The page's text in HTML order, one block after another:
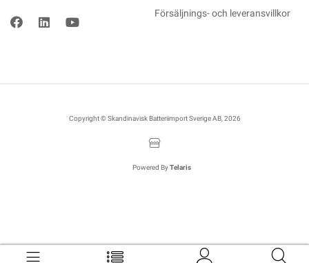
Försäljnings- och leveransvillkor
Copyright © Skandinavisk Batteriimport Sverige AB, 2026
Powered ByTelaris